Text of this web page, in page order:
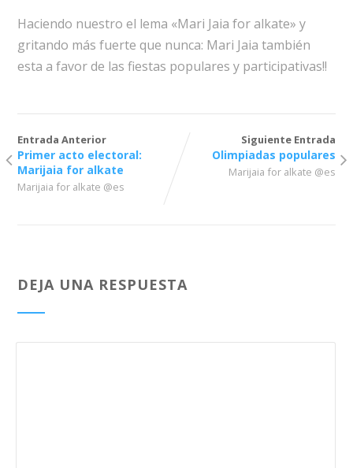
Haciendo nuestro el lema «Mari Jaia for alkate» y
gritando más fuerte que nunca: Mari Jaia también
esta a favor de las fiestas populares y participativas!!
Entrada Anterior
Primer acto electoral:
Marijaia for alkate
Marijaia for alkate @es
Siguiente Entrada
Olimpiadas populares
Marijaia for alkate @es
DEJA UNA RESPUESTA